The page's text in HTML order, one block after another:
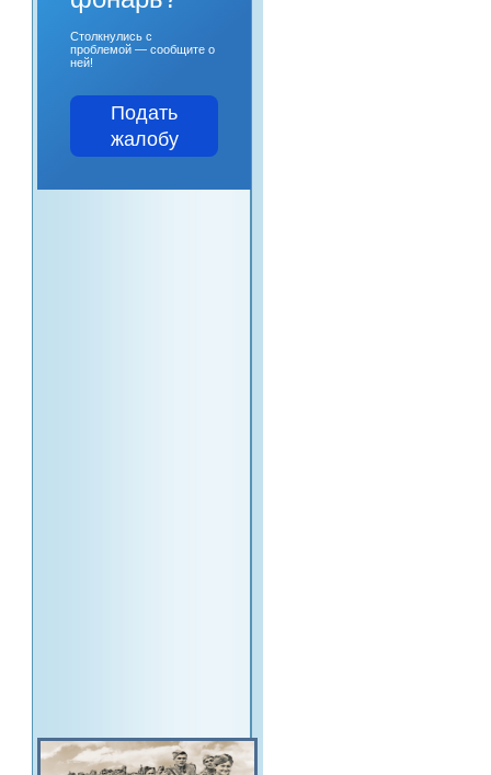
Столкнулись с
проблемой — сообщите о
ней!
Подать
жалобу